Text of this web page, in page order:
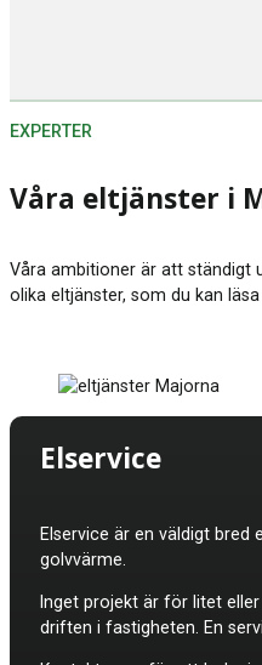
Våra eltjänster i
Våra ambitioner är att ständigt
olika eltjänster, som du kan
EXPERTER
Elservice
Elservice är en väldigt bred
golvvärme.
Inget projekt är för litet
driften i fastigheten. En